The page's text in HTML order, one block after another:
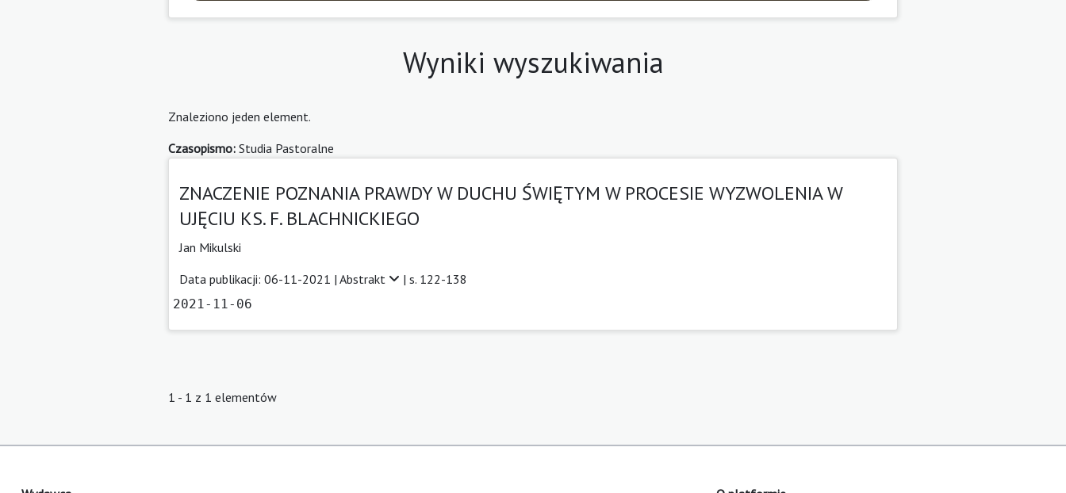
Wyniki wyszukiwania
Znaleziono jeden element.
Czasopismo: Studia Pastoralne
ZNACZENIE POZNANIA PRAWDY W DUCHU ŚWIĘTYM W PROCESIE WYZWOLENIA W
UJĘCIU KS. F. BLACHNICKIEGO
Jan Mikulski
Data publikacji: 06-11-2021 | Abstrakt | s. 122-138
2021-11-06
1 - 1 z 1 elementów